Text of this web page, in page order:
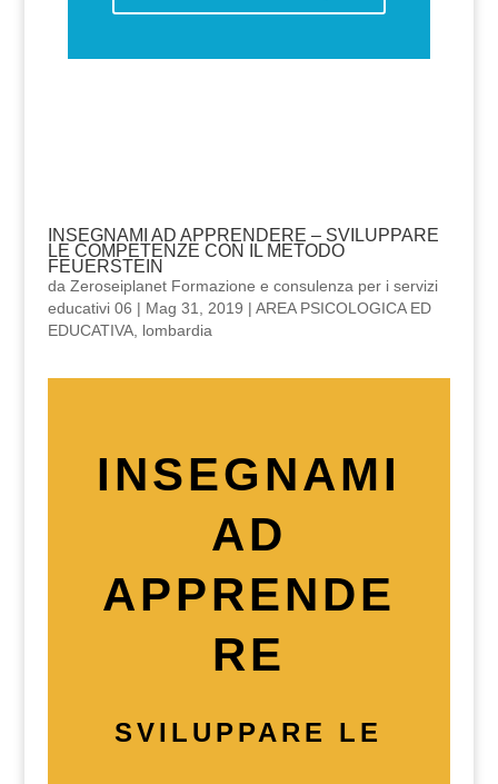
INSEGNAMI AD APPRENDERE – SVILUPPARE
LE COMPETENZE CON IL METODO
FEUERSTEIN
da Zeroseiplanet Formazione e consulenza per i servizi
educativi 06 | Mag 31, 2019 | AREA PSICOLOGICA ED
EDUCATIVA, lombardia
INSEGNAMI
AD
APPRENDE
RE
SVILUPPARE LE